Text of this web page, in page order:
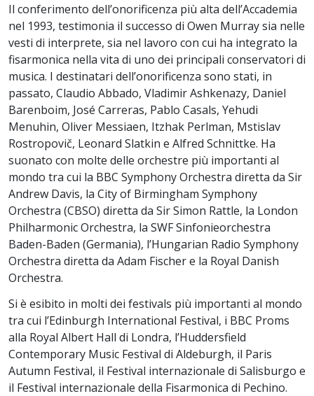
Il conferimento dell’onorificenza più alta dell’Accademia
nel 1993, testimonia il successo di Owen Murray sia nelle
vesti di interprete, sia nel lavoro con cui ha integrato la
fisarmonica nella vita di uno dei principali conservatori di
musica. I destinatari dell’onorificenza sono stati, in
passato, Claudio Abbado, Vladimir Ashkenazy, Daniel
Barenboim, José Carreras, Pablo Casals, Yehudi
Menuhin, Oliver Messiaen, Itzhak Perlman, Mstislav
Rostropovič, Leonard Slatkin e Alfred Schnittke. Ha
suonato con molte delle orchestre più importanti al
mondo tra cui la BBC Symphony Orchestra diretta da Sir
Andrew Davis, la City of Birmingham Symphony
Orchestra (CBSO) diretta da Sir Simon Rattle, la London
Philharmonic Orchestra, la SWF Sinfonieorchestra
Baden-Baden (Germania), l’Hungarian Radio Symphony
Orchestra diretta da Adam Fischer e la Royal Danish
Orchestra.
Si è esibito in molti dei festivals più importanti al mondo
tra cui l’Edinburgh International Festival, i BBC Proms
alla Royal Albert Hall di Londra, l’Huddersfield
Contemporary Music Festival di Aldeburgh, il Paris
Autumn Festival, il Festival internazionale di Salisburgo e
il Festival internazionale della Fisarmonica di Pechino.